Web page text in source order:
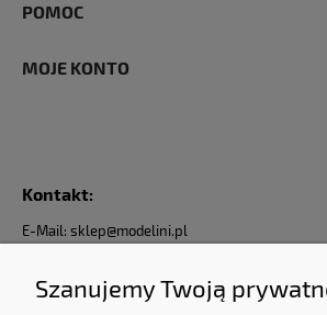
POMOC
MOJE KONTO
Kontakt:
E-Mail: sklep@modelini.pl
Szanujemy Twoją